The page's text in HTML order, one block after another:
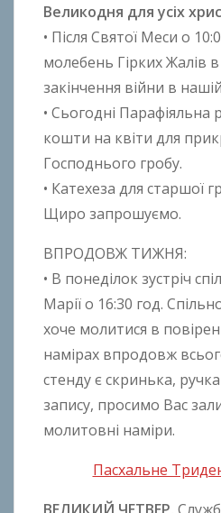
Великодня для усіх
• Після Святої Меси o
молебень Гірких Жалів
закінчення війни в
• Сьогодні Парафіяльна
кошти на квіти для
Господнього гробу.
• Катехеза для старшої
Щиро запрошуємо.
ВПРОДОВЖ ТИЖНЯ:
• В понеділок зустріч
Марії о 16:30 год.
хоче молитися в
намірах впродовж
стенду є скринька,
запису, просимо Вас
молитовні наміри.
Пасхальне